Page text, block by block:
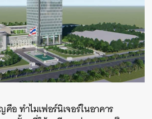
อ ทำไมเฟอร์นิเจอร์ในอาคาร